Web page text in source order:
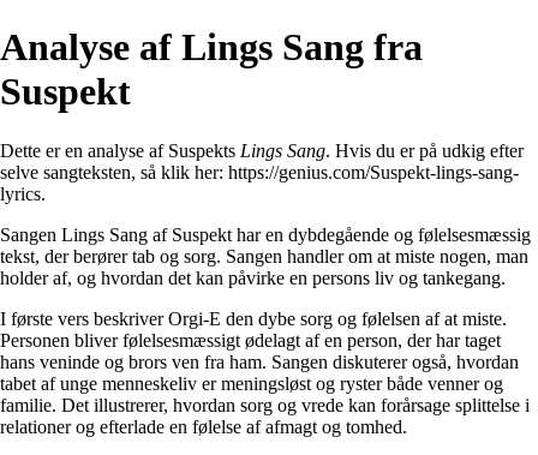
Analyse af Lings Sang fra
Suspekt
Dette er en analyse af Suspekts Lings Sang. Hvis du er på udkig efter
selve sangteksten, så klik her: https://genius.com/Suspekt-lings-sang-
lyrics.
Sangen Lings Sang af Suspekt har en dybdegående og følelsesmæssig
tekst, der berører tab og sorg. Sangen handler om at miste nogen, man
holder af, og hvordan det kan påvirke en persons liv og tankegang.
I første vers beskriver Orgi-E den dybe sorg og følelsen af at miste.
Personen bliver følelsesmæssigt ødelagt af en person, der har taget
hans veninde og brors ven fra ham. Sangen diskuterer også, hvordan
tabet af unge menneskeliv er meningsløst og ryster både venner og
familie. Det illustrerer, hvordan sorg og vrede kan forårsage splittelse i
relationer og efterlade en følelse af afmagt og tomhed.